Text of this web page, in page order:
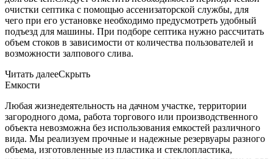
очистки септика с помощью ассенизаторской службы, для
чего при его установке необходимо предусмотреть удобный
подъезд для машины. При подборе септика нужно рассчитать
объем стоков в зависимости от количества пользователей и
возможности залпового слива.
Читать далееСкрыть
Емкости
Любая жизнедеятельность на дачном участке, территории
загородного дома, работа торгового или производственного
объекта невозможна без использования емкостей различного
вида. Мы реализуем прочные и надежные резервуары разного
объема, изготовленные из пластика и стеклопластика,